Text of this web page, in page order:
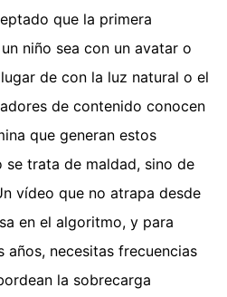
que la primera
niño sea con un avatar o
de con la luz natural o el
de contenido conocen
que generan estos
se trata de maldad, sino de
vídeo que no atrapa desde
en el algoritmo, y para
años, necesitas frecuencias
la sobrecarga